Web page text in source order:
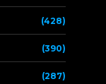
(428)
(390)
(287)